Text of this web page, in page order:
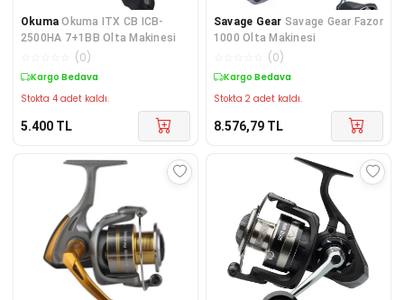
Okuma Okuma ITX CB ICB-
2500HA 7+1BB Olta Makinesi
(0)
Kargo Bedava
Stokta 4 adet kaldı.
5.400 TL
Savage Gear Savage Gear Fazor
1000 Olta Makinesi
(0)
Kargo Bedava
Stokta 2 adet kaldı.
8.576,79 TL